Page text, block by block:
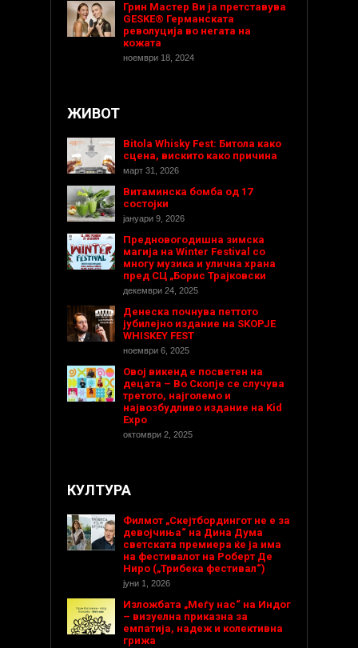
Грин Мастер Ви ја претставува
GESKE® Германската
револуција во негата на
кожата
ноември 18, 2024
ЖИВОТ
Bitola Whisky Fest: Битола како
сцена, вискито како причина
март 31, 2026
Витаминска бомба од 17
состојки
јануари 9, 2026
Предновогодишнa зимска
магија на Winter Festival со
многу музика и улична храна
пред СЦ „Борис Трајковски
декември 24, 2025
Денеска почнува петтото
јубилејно издание на SKOPJE
WHISKEY FEST
ноември 6, 2025
Овој викенд е посветен на
децата – Во Скопје се случува
третото, најголемо и
највозбудливо издание на Kid
Expo
октомври 2, 2025
КУЛТУРА
Филмот „Скејтбордингот не е за
девојчиња“ на Дина Дума
светската премиера ќе ја има
на фестивалот на Роберт Де
Ниро („Трибека фестивал“)
јуни 1, 2026
Изложбата „Меѓу нас“ на Индог
– визуелна приказна за
емпатија, надеж и колективна
грижа